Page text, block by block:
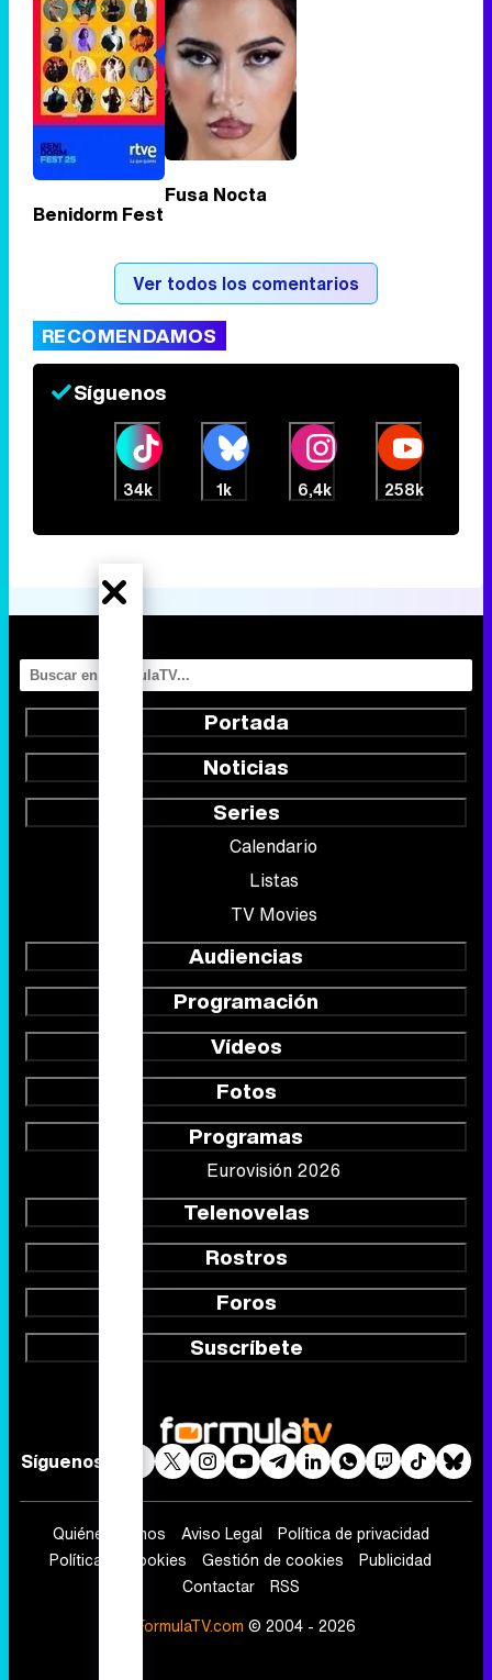
Benidorm Fest
Fusa Nocta
Ver todos los comentarios
RECOMENDAMOS
Síguenos
34k 1k 6,4k 258k
Portada
Noticias
Series
Calendario
Listas
TV Movies
Audiencias
Programación
Vídeos
Fotos
Programas
Eurovisión 2026
Telenovelas
Rostros
Foros
Suscríbete
Síguenos
Quiénes somos Aviso Legal
Política de privacidad
Política de cookies
Gestión de cookies
Publicidad
Contactar
RSS
FormulaTV.com © 2004 - 2026